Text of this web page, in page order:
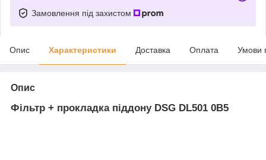
Замовлення під захистом
Опис Характеристики Доставка Оплата Умови
Опис
Фільтр + прокладка піддону DSG DL501 0B5